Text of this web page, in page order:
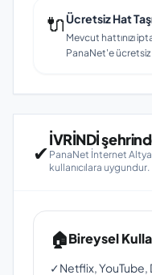
🔌Ücretsiz Hat
Mevcut hattınızı
PanaNet'e ücretsiz
✔
İVRİNDİ
PanaNet İnternet
kullanıcılara uygundur.
🏠Bireysel
✓Netflix, YouTube,